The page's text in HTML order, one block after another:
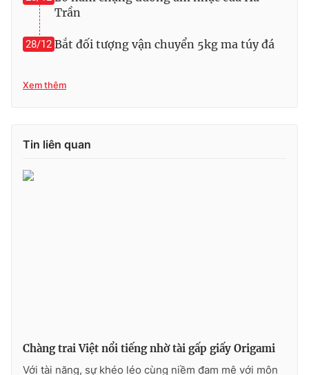
Tư vấn
Chuyên mục khác
Emagazine Podcast
Photo
VTV Money
Liên hệ tòa soạn English
Trần
28/12 Bắt đối tượng vận chuyển 5kg ma túy đá
Xem thêm
Tin liên quan
Chàng trai Việt nổi tiếng nhờ tài gấp giấy Origami
Với tài năng, sự khéo léo cùng niềm đam mê với môn